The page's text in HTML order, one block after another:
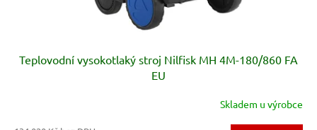
Teplovodní vysokotlaký stroj Nilfisk MH 4M-180/860 FA
EU
Skladem u výrobce